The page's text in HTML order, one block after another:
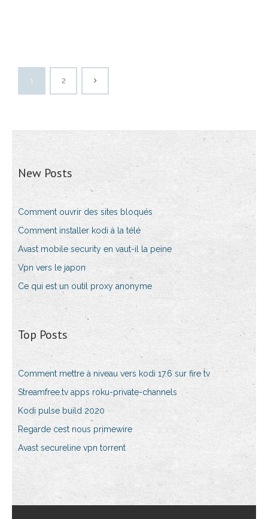
1 2
New Posts
Comment ouvrir des sites bloqués
Comment installer kodi à la télé
Avast mobile security en vaut-il la peine
Vpn vers le japon
Ce qui est un outil proxy anonyme
Top Posts
Comment mettre à niveau vers kodi 17.6 sur fire tv
Streamfree.tv apps roku-private-channels
Kodi pulse build 2020
Regarde cest nous primewire
Avast secureline vpn torrent